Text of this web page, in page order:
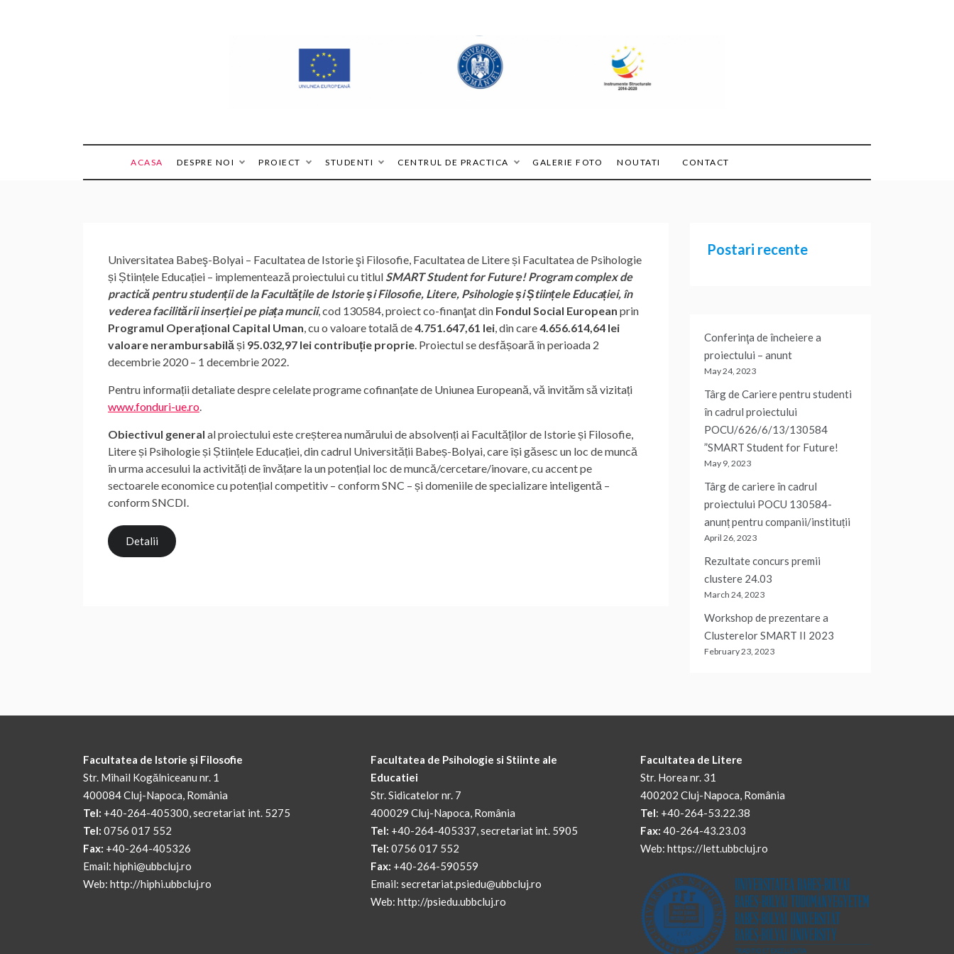
ACASA DESPRE NOI PROIECT STUDENTI CENTRUL DE PRACTICA GALERIE FOTO NOUTATI CONTACT
Universitatea Babeş-Bolyai – Facultatea de Istorie şi Filosofie, Facultatea de Litere și Facultatea de Psihologie
și Științele Educației – implementează proiectului cu titlulSMART Student for Future! Program complex de
practică pentru studenții de la Facultățile de Istorie și Filosofie, Litere, Psihologie și Științele Educației, în
vederea facilitării inserției pe piața muncii, cod 130584, proiect co-finanţat din Fondul Social European prin
Programul Operațional Capital Uman, cu o valoare totală de4.751.647,61 lei, din care4.656.614,64 lei
valoare nerambursabilăși 95.032,97 lei contribuție proprie. Proiectul se desfășoară în perioada 2
decembrie 2020 – 1 decembrie 2022.
Pentru informații detaliate despre celelate programe cofinanțate de Uniunea Europeană, vă invităm să vizitați
www.fonduri-ue.ro.
Obiectivul general al proiectului este creșterea numărului de absolvenți ai Facultăților de Istorie și Filosofie,
Litere și Psihologie și Științele Educației, din cadrul Universității Babeș-Bolyai, care își găsesc un loc de muncă
în urma accesului la activități de învățare la un potențial loc de muncă/cercetare/inovare, cu accent pe
sectoarele economice cu potențial competitiv – conform SNC – și domeniile de specializare inteligentă –
conform SNCDI.
Detalii
Postari recente
Conferinţa de încheiere a
proiectului – anunt
May 24, 2023
Târg de Cariere pentru studenti
în cadrul proiectului
POCU/626/6/13/130584
”SMART Student for Future!
May 9, 2023
Târg de cariere în cadrul
proiectului POCU 130584-
anunț pentru companii/instituții
April 26, 2023
Rezultate concurs premii
clustere 24.03
March 24, 2023
Workshop de prezentare a
Clusterelor SMART II 2023
February 23, 2023
Facultatea de Istorie și Filosofie
Str. Mihail Kogălniceanu nr. 1
400084 Cluj-Napoca, România
Tel: +40-264-405300, secretariat int. 5275
Tel: 0756 017 552
Fax: +40-264-405326
Email: hiphi@ubbcluj.ro
Web: http://hiphi.ubbcluj.ro
Facultatea de Psihologie si Stiinte ale
Educatiei
Str. Sidicatelor nr. 7
400029 Cluj-Napoca, România
Tel: +40-264-405337, secretariat int. 5905
Tel: 0756 017 552
Fax: +40-264-590559
Email: secretariat.psiedu@ubbcluj.ro
Web: http://psiedu.ubbcluj.ro
Facultatea de Litere
Str. Horea nr. 31
400202 Cluj-Napoca, România
Tel: +40-264-53.22.38
Fax: 40-264-43.23.03
Web: https://lett.ubbcluj.ro